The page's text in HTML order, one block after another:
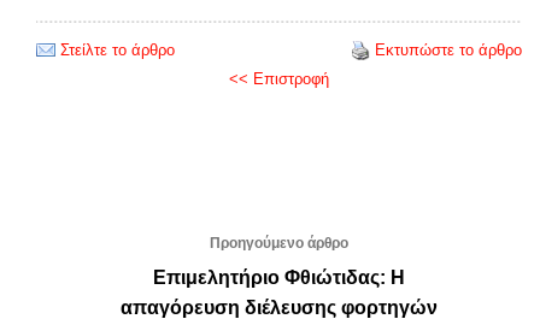
Στείλτε το άρθρο
Εκτυπώστε το άρθρο
<< Επιστροφή
Προηγούμενο άρθρο
Επιμελητήριο Φθιώτιδας: Η
απαγόρευση διέλευσης φορτηγών